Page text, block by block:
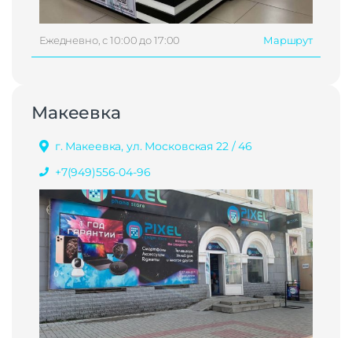
Ежедневно, с 10:00 до 17:00 Маршрут
Макеевка
г. Макеевка, ул. Московская 22 / 46
+7(949)556-04-96